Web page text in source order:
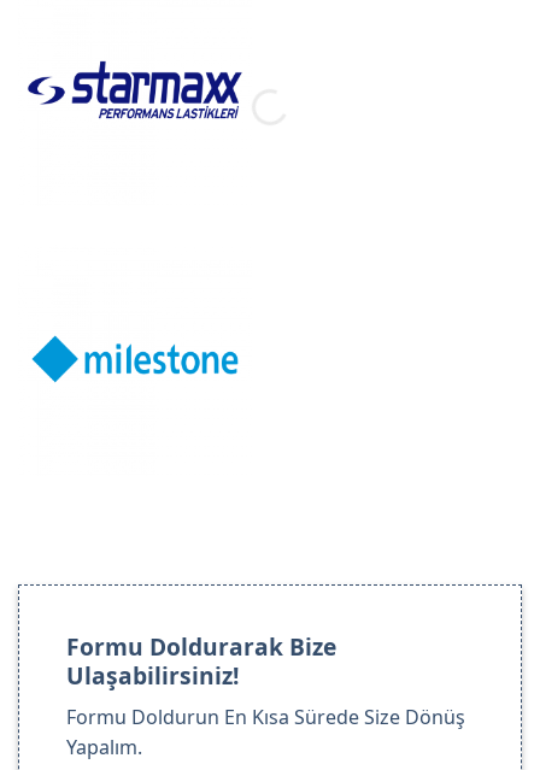
Formu Doldurarak Bize
Ulaşabilirsiniz!
Formu Doldurun En Kısa Sürede Size Dönüş
Yapalım.